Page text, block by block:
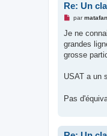
Re: Un
M
s
a
g
o
u
parmatafan
Je ne
grandes
grosse
USAT a un
Pas